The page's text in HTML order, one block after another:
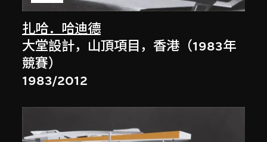
扎哈．哈迪德
大堂設計，山頂項目，香港（1983年
競賽）
1983/2012